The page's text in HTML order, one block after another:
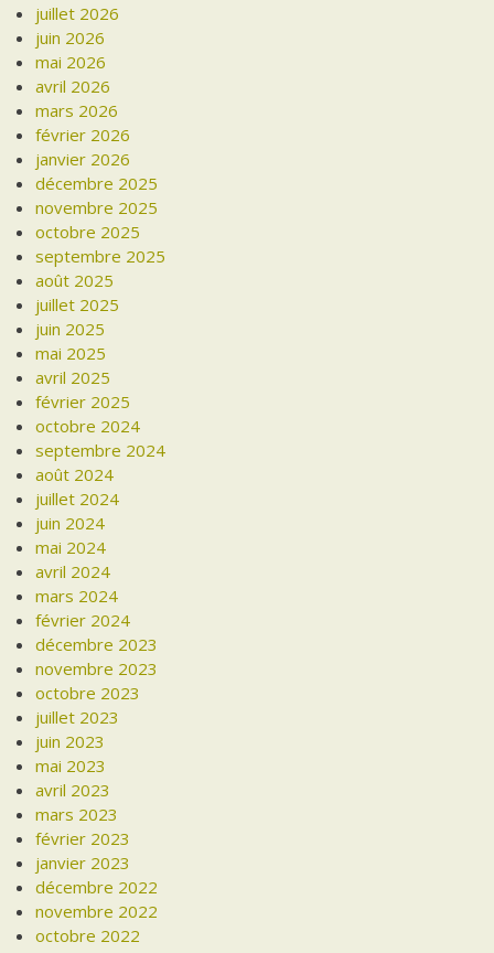
juillet 2026
juin 2026
mai 2026
avril 2026
mars 2026
février 2026
janvier 2026
décembre 2025
novembre 2025
octobre 2025
septembre 2025
août 2025
juillet 2025
juin 2025
mai 2025
avril 2025
février 2025
octobre 2024
septembre 2024
août 2024
juillet 2024
juin 2024
mai 2024
avril 2024
mars 2024
février 2024
décembre 2023
novembre 2023
octobre 2023
juillet 2023
juin 2023
mai 2023
avril 2023
mars 2023
février 2023
janvier 2023
décembre 2022
novembre 2022
octobre 2022